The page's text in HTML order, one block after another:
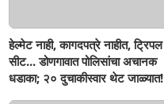
हेल्मेट नाही, कागदपत्रे नाहीत, ट्रिपल
सीट... डोणगावात पोलिसांचा अचानक
धडाका; २० दुचाकीस्वार थेट जाळ्यात!